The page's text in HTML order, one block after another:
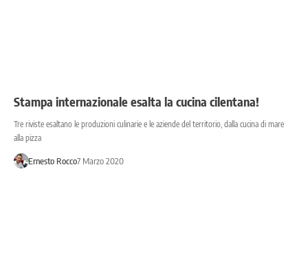
Stampa internazionale esalta la cucina cilentana!
Tre riviste esaltano le produzioni culinarie e le aziende del territorio, dalla cucina di mare
alla pizza
Ernesto Rocco7 Marzo 2020